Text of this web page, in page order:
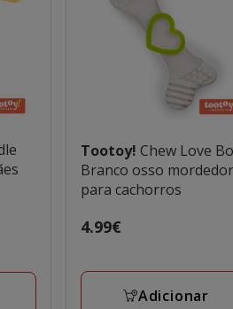
Tootoy!Chew Love
Branco osso mordedor
para cachorros
Preço
4.99€
Adicionar